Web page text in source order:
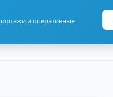
и оперативные